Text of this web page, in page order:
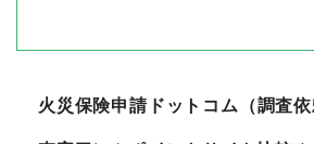
火災保険申請ドットコム（調査